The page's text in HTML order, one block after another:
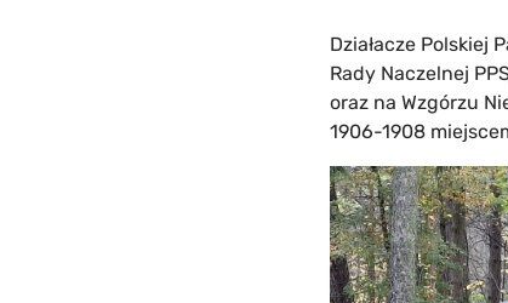
Działacze Polskiej
Rady Naczelnej
oraz na Wzgórzu
1906-1908